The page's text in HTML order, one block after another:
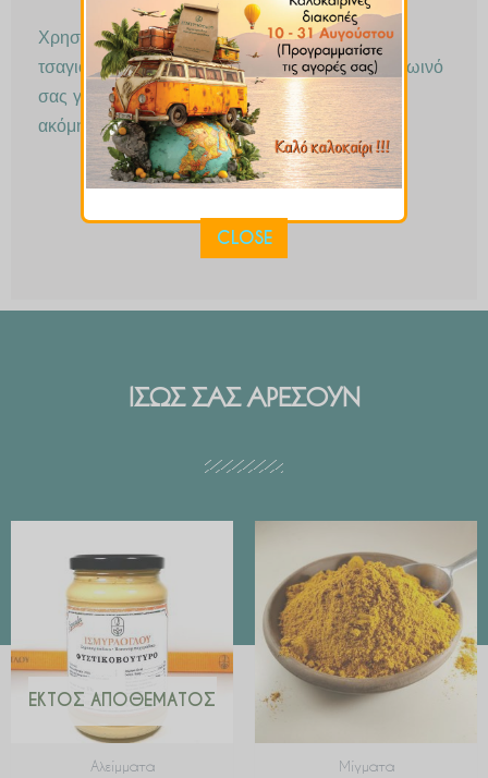
Χρησιμοποιήστε το σε ροφήματα βοτάνων και
τσαγιού, στον καφέ σας αντί για ζάχαρη, στο πρωινό
σας γεύμα, σε γλυκές και αλμυρές παρασκευές,
ακόμη και για καλλυντική χρήση.
ΙΣΩΣ ΣΑΣ ΑΡΕΣΟΥΝ
ΕΚΤΌΣ ΑΠΟΘΈΜΑΤΟΣ
Αλείμματα Μίγματα
range:
€ 2.99
through
€ 29.90
CLOSE